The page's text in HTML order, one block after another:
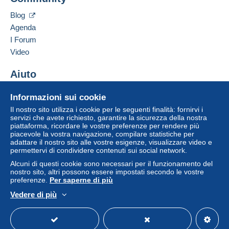
disponibili su Delcampe nella pagina "
acquisti: Da pagare
Un pagamento non effettuato tramite
pagamento integrato nel sito
dell'acquirente.
clausole relative al pagamento, queste sono da
considerarsi nulle e non dovute. Le condizioni di
pagamento del sito Delcampe, definite nelle
condizioni d'uso, sono le uniche applicabili.
Gli acquisti devono essere pagati entro14 giorni
venditore.
Garanzia:
Diritto di recesso
dell'acquirente.
Per conoscere i termini per il reso e per il rimborso
66300
Contattare il venditore
Informazioni sui cookie
Il nostro sito utilizza i cookie per le seguenti finalità: fornirvi i
servizi che avete richiesto, garantire la sicurezza della nostra
piattaforma, ricordare le vostre preferenze per rendere più
piacevole la vostra navigazione, compilare statistiche per
adattare il nostro sito alle vostre esigenze, visualizzare video e
permettervi di condividere contenuti sui social network.
Alcuni di questi cookie sono necessari per il funzionamento del
nostro sito, altri possono essere impostati secondo le vostre
preferenze. Per saperne di più
Vedere di più
Blog
Agenda
I Forum
Video
Aiuto
Acquistare su Delcampe
Vendere su Delcampe
Un sito sicuro